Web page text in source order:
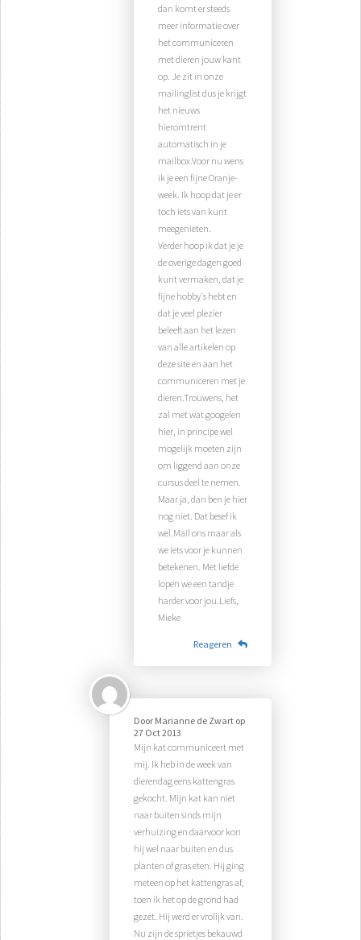
dan komt er steeds
meer informatie over
het communiceren
met dieren jouw kant
op. Je zit in onze
mailinglist dus je krijgt
het nieuws
hieromtrent
automatisch in je
mailbox.Voor nu wens
ik je een fijne Oranje-
week. Ik hoop dat je er
toch iets van kunt
meegenieten.
Verder hoop ik dat je je
de overige dagen goed
kunt vermaken, dat je
fijne hobby's hebt en
dat je veel plezier
beleeft aan het lezen
van alle artikelen op
deze site en aan het
communiceren met je
dieren.Trouwens, het
zal met wat googelen
hier, in principe wel
mogelijk moeten zijn
om liggend aan onze
cursus deel te nemen.
Maar ja, dan ben je hier
nog niet. Dat besef ik
wel.Mail ons maar als
we iets voor je kunnen
betekenen. Met liefde
lopen we een tandje
harder voor jou.Liefs,
Mieke
Reageren
Door Marianne de Zwart op
27 Oct 2013
Mijn kat communiceert met
mij. Ik heb in de week van
dierendag eens kattengras
gekocht. Mijn kat kan niet
naar buiten sinds mijn
verhuizing en daarvoor kon
hij wel naar buiten en dus
planten of gras eten. Hij ging
meteen op het kattengras af,
toen ik het op de grond had
gezet. Hij werd er vrolijk van.
Nu zijn de sprietjes bekauwd